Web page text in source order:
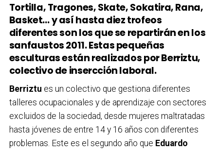
Tortilla, Tragones, Skate, Sokatira, Rana,
Basket… y así hasta diez trofeos
diferentes son los que se repartirán en los
sanfaustos 2011. Estas pequeñas
esculturas están realizados por Berriztu,
colectivo de insercción laboral.
Berriztu es un colectivo que gestiona diferentes
talleres ocupacionales y de aprendizaje con sectores
excluidos de la sociedad, desde mujeres maltratadas
hasta jóvenes de entre 14 y 16 años con diferentes
problemas. Este es el segundo año que Eduardo